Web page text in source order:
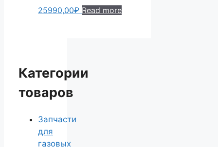
25990,00₽ Read more
Категории
товаров
Запчасти
для
газовых